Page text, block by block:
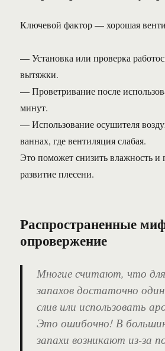
Ключевой фактор — хорошая
— Установка или проверка
вытяжки.
— Проветривание после
минут.
— Использование осушителя
ваннах, где вентиляция слабая.
Это поможет снизить влажность и
развитие плесени.
Распространенные
опровержение
Многие считают, что
запахов достаточно
слив или использовать
Это ошибочно! В
запахи возникают из-за